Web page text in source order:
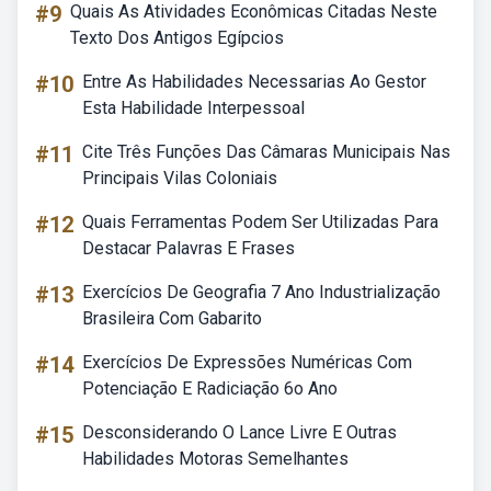
#9 Quais As Atividades Econômicas Citadas Neste
Texto Dos Antigos Egípcios
#10 Entre As Habilidades Necessarias Ao Gestor
Esta Habilidade Interpessoal
#11 Cite Três Funções Das Câmaras Municipais Nas
Principais Vilas Coloniais
#12 Quais Ferramentas Podem Ser Utilizadas Para
Destacar Palavras E Frases
#13 Exercícios De Geografia 7 Ano Industrialização
Brasileira Com Gabarito
#14 Exercícios De Expressões Numéricas Com
Potenciação E Radiciação 6o Ano
#15 Desconsiderando O Lance Livre E Outras
Habilidades Motoras Semelhantes